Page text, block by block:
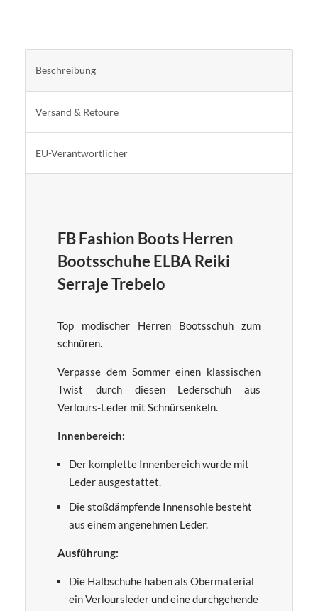
Beschreibung
Versand & Retoure
EU-Verantwortlicher
FB Fashion Boots Herren
Bootsschuhe ELBA Reiki
Serraje Trebelo
Top modischer Herren Bootsschuh zum
schnüren.
Verpasse dem Sommer einen klassischen
Twist durch diesen Lederschuh aus
Verlours-Leder mit Schnürsenkeln.
Innenbereich:
Der komplette Innenbereich wurde mit
Leder ausgestattet.
Die stoßdämpfende Innensohle besteht
aus einem angenehmen Leder.
Ausführung:
Die Halbschuhe haben als Obermaterial
ein Verloursleder und eine durchgehende